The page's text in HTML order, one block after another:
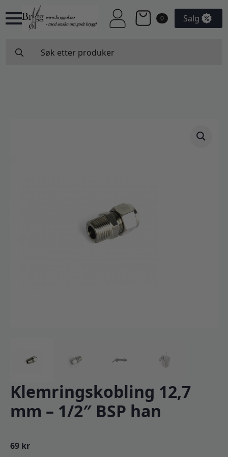
0 Salg
for:
Klemringskobling 12,7
mm – 1/2″ BSP han
69 kr